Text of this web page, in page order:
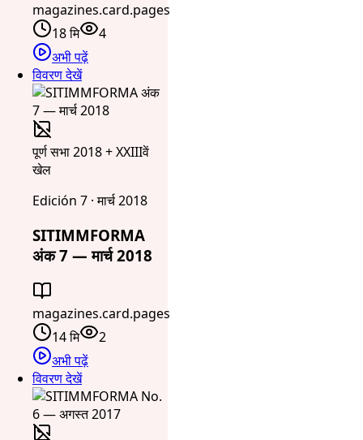
magazines.card.pages
18 मि
4
अभी पढ़ें
विवरण देखें
पूर्ण सभा 2018 + XXIIIवें
खेल
Edición 7 · मार्च 2018
SITIMMFORMA
अंक 7 — मार्च 2018
magazines.card.pages
14 मि
2
अभी पढ़ें
विवरण देखें